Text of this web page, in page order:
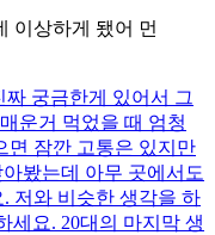
이상하게 됐어 먼
짜 궁금한게 있어서 그
운거 먹었을 때 엄청
면 잠깐 고통은 있지만
봤는데 아무 곳에서도
저와 비슷한 생각을 하
세요. 20대의 마지막 생